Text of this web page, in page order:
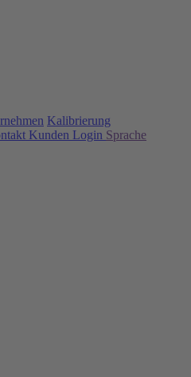
Kalibrierung
Kunden Login Sprache